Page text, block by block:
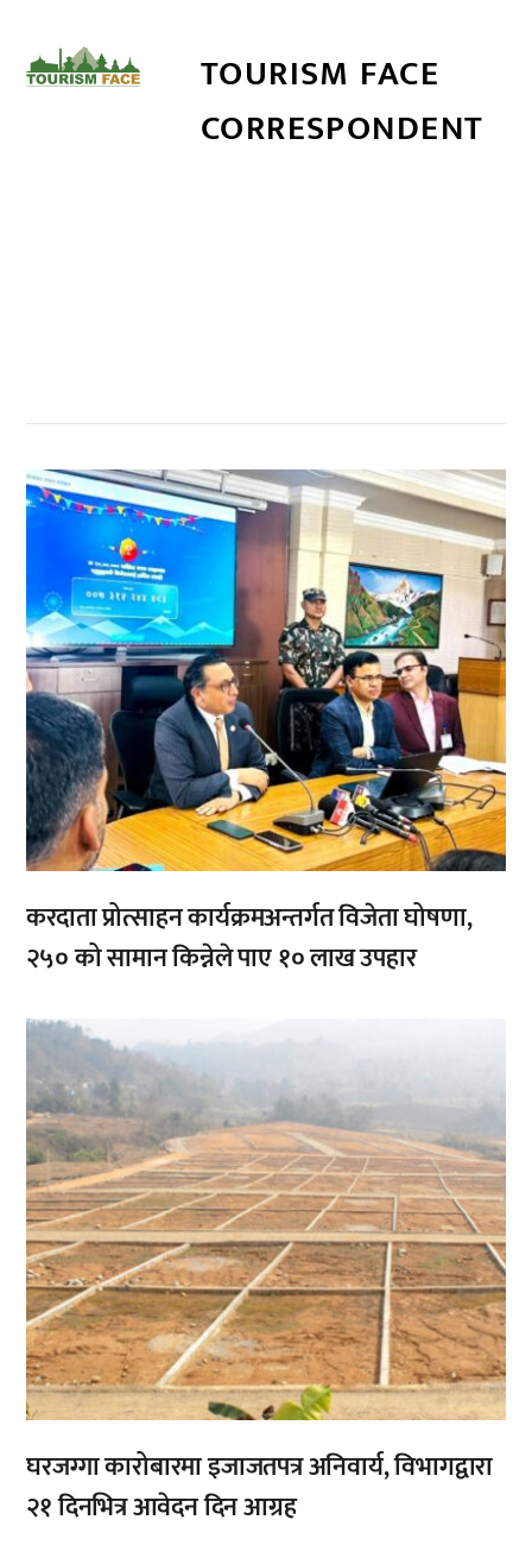
TOURISM FACE
CORRESPONDENT
,
करदाता प्रोत्साहन कार्यक्रमअन्तर्गत विजेता घोषणा,
२५० को सामान किन्नेले पाए १० लाख उपहार
,
घरजग्गा कारोबारमा इजाजतपत्र अनिवार्य, विभागद्वारा
२१ दिनभित्र आवेदन दिन आग्रह